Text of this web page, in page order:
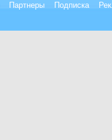
Партнеры Подписка